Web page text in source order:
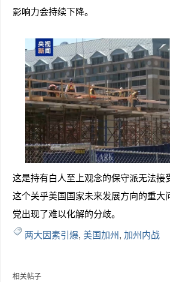
影响力会持续下降。
这是持有白人至上观念的保守派无法接
这个关乎美国国家未来发展方向的重大
党出现了难以化解的分歧。
两大因素引爆, 美国加州, 加州内战
相关帖子